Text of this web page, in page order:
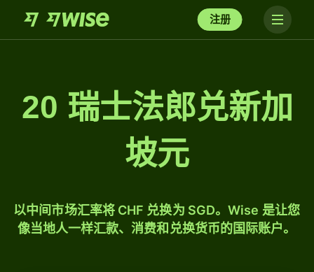
注册
20 瑞士法郎兑新加
坡元
以中间市场汇率将 CHF 兑换为 SGD。Wise 是让您
像当地人一样汇款、消费和兑换货币的国际账户。